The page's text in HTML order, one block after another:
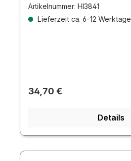
Artikelnummer: HI3841
Lieferzeit ca. 6-12 Werktage
Regulärer Preis:
34,70 €
Details